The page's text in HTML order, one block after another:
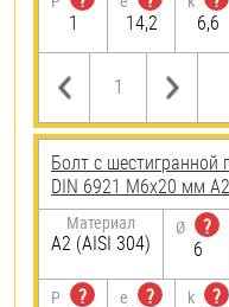
1
14,2
6,6
Болт с шестигранной
DIN 6921 М6х20 мм
Материал
А2 (AISI 304)
Ø
?
6
P
?
e
?
k
?